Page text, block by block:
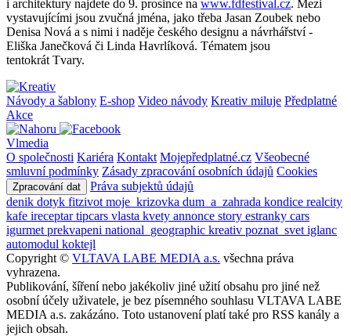
i architektury najdete do 9. prosince na www.fdfestival.cz. Mezi
vystavujícími jsou zvučná jména, jako třeba Jasan Zoubek nebo
Denisa Nová a s nimi i naděje českého designu a návrhářství -
Eliška Janečková či Linda Havrlíková. Tématem jsou
tentokrát Tvary.
Návody a šablony E-shop Video návody Kreativ miluje Předplatné
Akce
Vlmedia
O společnosti Kariéra Kontakt Mojepředplatné.cz Všeobecné
smluvní podmínky Zásady zpracování osobních údajů Cookies
Zpracování dat
Práva subjektů údajů
denik dotyk fitzivot moje_krizovka dum_a_zahrada kondice realcity
kafe ireceptartipcars vlasta kvety annonce story estranky cars
igurmet prekvapeni national_geographic kreativ poznat_svet iglanc
automodul koktejl
Copyright © VLTAVA LABE MEDIA a.s. všechna práva
vyhrazena.
Publikování, šíření nebo jakékoliv jiné užití obsahu pro jiné než
osobní účely uživatele, je bez písemného souhlasu VLTAVA LABE
MEDIA a.s. zakázáno. Toto ustanovení platí také pro RSS kanály a
jejich obsah.